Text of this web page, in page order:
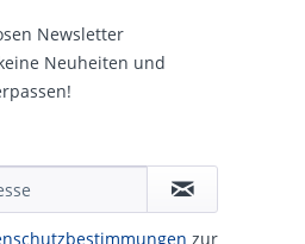
Newsletter
Neuheiten und
zur